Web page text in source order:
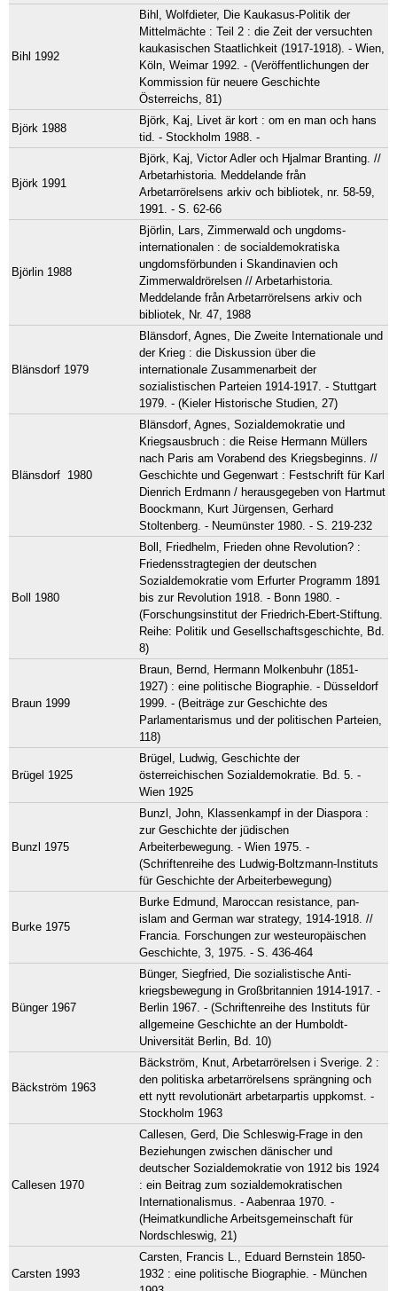
Bihl 1992
Bihl, Wolfdieter, Die Kaukasus-Politik der
Mittelmächte : Teil 2 : die Zeit der versuchten
kaukasischen Staatlichkeit (1917-1918). - Wien,
Köln, Weimar 1992. - (Veröffentlichungen der
Kommission für neuere Geschichte
Österreichs, 81)
Björk 1988
Björk, Kaj, Livet är kort : om en man och hans
tid. - Stockholm 1988. -
Björk 1991
Björk, Kaj, Victor Adler och Hjalmar Branting. //
Arbetarhistoria. Meddelande från
Arbetarrörelsens arkiv och bibliotek, nr. 58-59,
1991. - S. 62-66
Björlin 1988
Björlin, Lars, Zimmerwald och ungdoms-
internationalen : de socialdemokratiska
ungdomsförbunden i Skandinavien och
Zimmerwaldrörelsen // Arbetarhistoria.
Meddelande från Arbetarrörelsens arkiv och
bibliotek, Nr. 47, 1988
Blänsdorf 1979
Blänsdorf, Agnes, Die Zweite Internationale und
der Krieg : die Diskussion über die
internationale Zusammenarbeit der
sozialistischen Parteien 1914-1917. - Stuttgart
1979. - (Kieler Historische Studien, 27)
Blänsdorf 1980
Blänsdorf, Agnes, Sozialdemokratie und
Kriegsausbruch : die Reise Hermann Müllers
nach Paris am Vorabend des Kriegsbeginns. //
Geschichte und Gegenwart : Festschrift für Karl
Dienrich Erdmann / herausgegeben von Hartmut
Boockmann, Kurt Jürgensen, Gerhard
Stoltenberg. - Neumünster 1980. - S. 219-232
Boll 1980
Boll, Friedhelm, Frieden ohne Revolution? :
Friedensstragtegien der deutschen
Sozialdemokratie vom Erfurter Programm 1891
bis zur Revolution 1918. - Bonn 1980. -
(Forschungsinstitut der Friedrich-Ebert-Stiftung.
Reihe: Politik und Gesellschaftsgeschichte, Bd.
8)
Braun 1999
Braun, Bernd, Hermann Molkenbuhr (1851-
1927) : eine politische Biographie. - Düsseldorf
1999. - (Beiträge zur Geschichte des
Parlamentarismus und der politischen Parteien,
118)
Brügel 1925
Brügel, Ludwig, Geschichte der
österreichischen Sozialdemokratie. Bd. 5. -
Wien 1925
Bunzl 1975
Bunzl, John, Klassenkampf in der Diaspora :
zur Geschichte der jüdischen
Arbeiterbewegung. - Wien 1975. -
(Schriftenreihe des Ludwig-Boltzmann-Instituts
für Geschichte der Arbeiterbewegung)
Burke 1975
Burke Edmund, Maroccan resistance, pan-
islam and German war strategy, 1914-1918. //
Francia. Forschungen zur westeuropäischen
Geschichte, 3, 1975. - S. 436-464
Bünger 1967
Bünger, Siegfried, Die sozialistische Anti-
kriegsbewegung in Großbritannien 1914-1917. -
Berlin 1967. - (Schriftenreihe des Instituts für
allgemeine Geschichte an der Humboldt-
Universität Berlin, Bd. 10)
Bäckström 1963
Bäckström, Knut, Arbetarrörelsen i Sverige. 2 :
den politiska arbetarrörelsens sprängning och
ett nytt revolutionärt arbetarpartis uppkomst. -
Stockholm 1963
Callesen 1970
Callesen, Gerd, Die Schleswig-Frage in den
Beziehungen zwischen dänischer und
deutscher Sozialdemokratie von 1912 bis 1924
: ein Beitrag zum sozialdemokratischen
Internationalismus. - Aabenraa 1970. -
(Heimatkundliche Arbeitsgemeinschaft für
Nordschleswig, 21)
Carsten 1993
Carsten, Francis L., Eduard Bernstein 1850-
1932 : eine politische Biographie. - München